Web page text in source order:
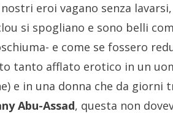
eroi vagano senza
si spogliano e sono belli
e come se fossero
tanto afflato erotico in un
e in una donna che da giorni
Abu-Assad, questa non